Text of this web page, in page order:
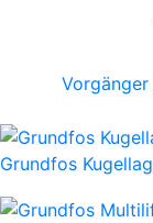
Grundfos